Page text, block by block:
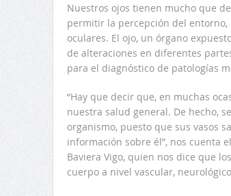
Nuestros ojos tienen mucho que
permitir la percepción del
oculares. El ojo, un órgano
de alteraciones en diferentes
para el diagnóstico de patologías
“Hay que decir que, en muchas
nuestra salud general. De hecho,
organismo, puesto que sus vasos
información sobre él”, nos cuenta
Baviera Vigo, quien nos dice que
cuerpo a nivel vascular,